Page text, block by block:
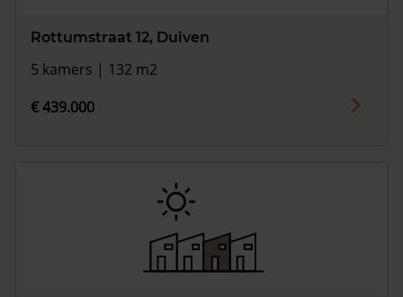
Rottumstraat 12, Duiven
5 kamers | 132 m2
€ 439.000